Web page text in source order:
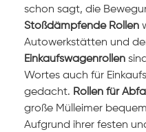
schon sagt, die
Stoßdämpfende Rollen
Autowerkstätten und
Einkaufswagenrollen
Wortes auch für
gedacht. Rollen für
große Mülleimer
Aufgrund ihrer festen